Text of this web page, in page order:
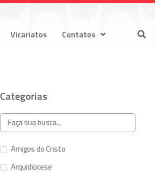
Vicariatos Contatos
Categorias
Amigos do Cristo
Arquidiocese